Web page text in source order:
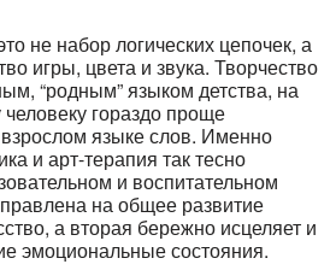
не набор логических цепочек, а
игры, цвета и звука. Творчество
“родным” языком детства, на
гораздо проще
языке слов. Именно
и арт-терапия так тесно
и воспитательном
на общее развитие
а вторая бережно исцеляет и
эмоциональные состояния.